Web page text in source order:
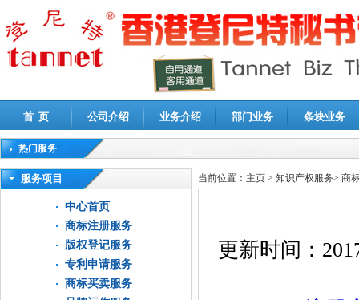
首 页 公司介绍 业务介绍 部门业务 条块业务
热门服务
高新技术企业认定审计|企业所得税汇算清缴申报鉴证
服务项目
中心首页
商标注册服务
版权登记服务
专利申请服务
商标买卖服务
当前位置： 主页 > 知识产权服务> 商
更新时间：